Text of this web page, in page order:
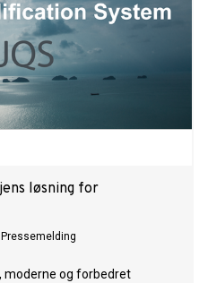
løsning for
Pressemelding
moderne og forbedret